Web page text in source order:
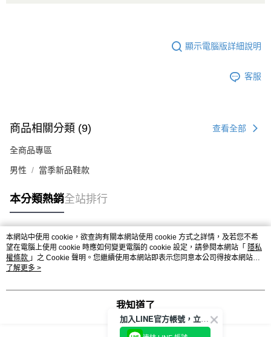
顯示電腦版詳細說明
客服
商品相關分類 (9) 查看全部
全商品專區
男性 當季新品鞋款
本分類熱銷全站排行
熱門標籤
本網站中使用 cookie，欲查詢有關本網站使用 cookie 方式之詳情，及若您不希
望在電腦上使用 cookie 時應如何變更電腦的 cookie 設定，請參閱本網站「 隱私
權條款 」之 Cookie 聲明。您繼續使用本網站即表示您同意本公司得按本網站使
用條款之 Cookie 聲明使用 cookie。
了解更多 >
我知道了
加入LINE官方帳號，立即獲得$100購物金!